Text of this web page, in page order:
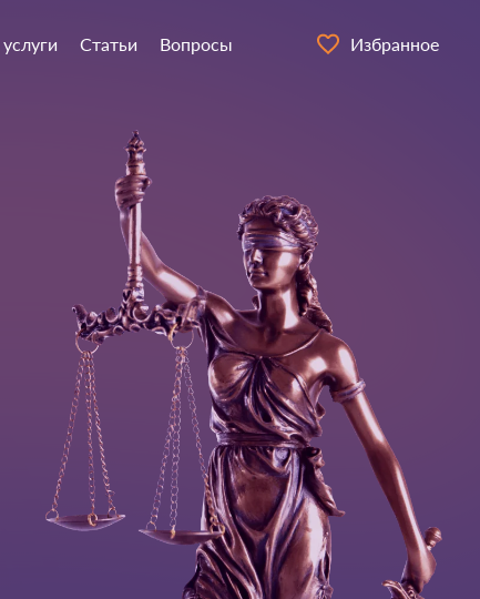
Статьи Вопросы Избранное